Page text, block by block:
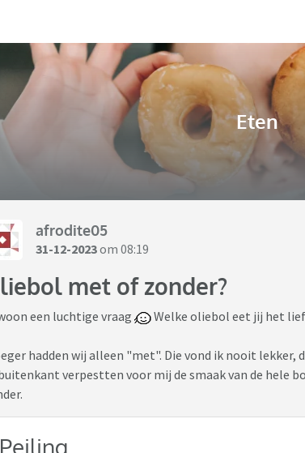
Eten
afrodite05
31-12-2023om 08:19
met of zonder?
een luchtige vraag Welke oliebol eet jij het
hadden wij alleen "met". Die vond ik nooit
verpestten voor mij de smaak van de hele
Peiling